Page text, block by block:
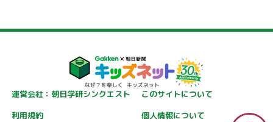
運営会社：朝日学研シンクエスト
このサイトについて
利用規約
個人情報について